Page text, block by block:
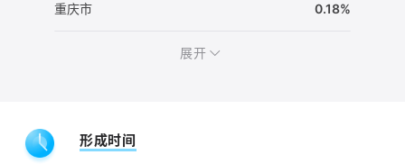
重庆市 0.18%
展开
形成时间